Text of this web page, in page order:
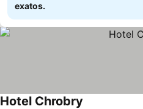
exatos.
Hotel Chrobry